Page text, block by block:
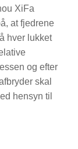
XiFa
at fjedrene
hver lukket
og efter
skal
hensyn til